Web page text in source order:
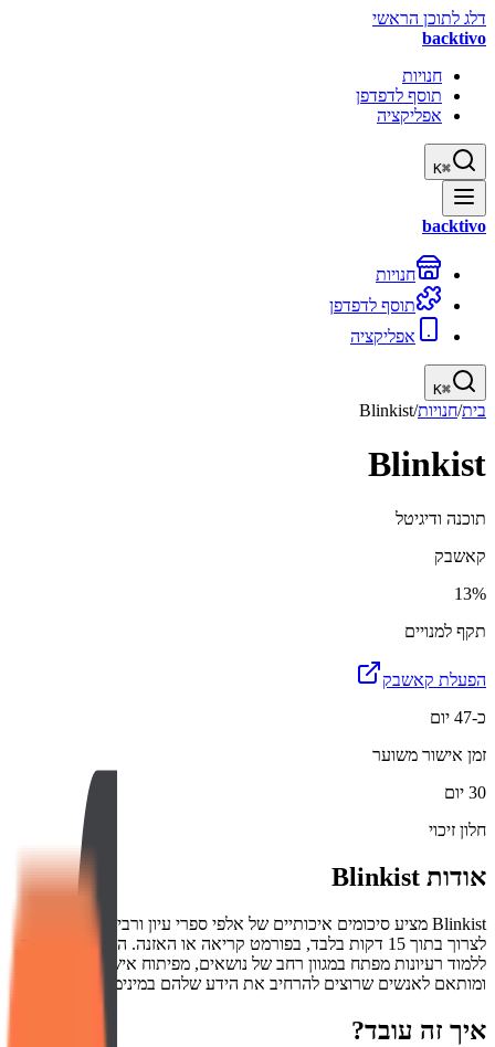
דלג לתוכן הראשי
backtivo
חנויות
תוסף לדפדפן
אפליקציה
⌘
K
backtivo
חנויות
תוסף לדפדפן
אפליקציה
⌘
K
בית/חנויות/
Blinkist
Blinkist
תוכנה ודיגיטל
קאשבק
13%
תקף למנויים
הפעלת קאשבק
כ-47 יום
זמן אישור משוער
30 יום
חלון זיכוי
אודות Blinkist
Blinkist מציע סיכומים איכותיים של אלפי ספרי עיון ורבי-מכר שניתן
לצרוך בתוך 15 דקות בלבד, בפורמט קריאה או האזנה. השירות מאפשר
ללמוד רעיונות מפתח במגוון רחב של נושאים, מפיתוח אישי ועד עסקים,
ומותאם לאנשים שרוצים להרחיב את הידע שלהם במינימום זמן.
איך זה עובד?